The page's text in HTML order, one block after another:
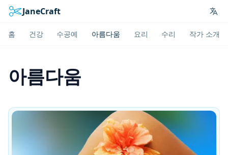
JaneCraft
홈 건강 수공예 아름다움 요리 수리 작가 소개
아름다움